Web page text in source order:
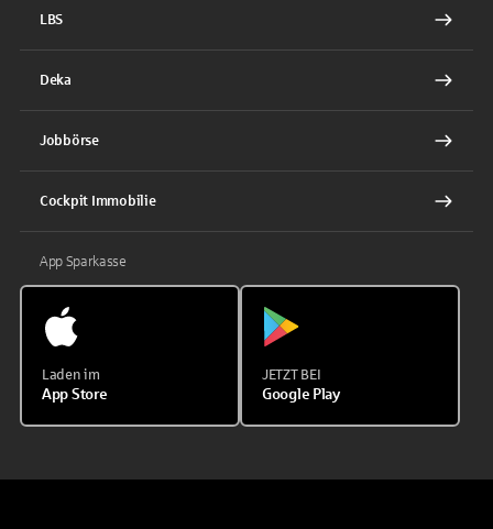
LBS
Deka
Jobbörse
Cockpit Immobilie
App Sparkasse
Laden im
App Store
JETZT BEI
Google Play